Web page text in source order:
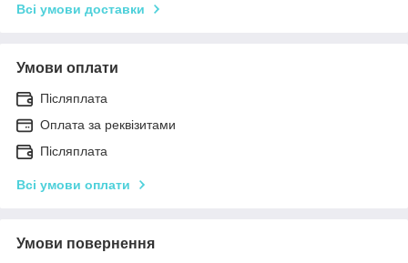
Всі умови доставки
Умови оплати
Післяплата
Оплата за реквізитами
Післяплата
Всі умови оплати
Умови повернення